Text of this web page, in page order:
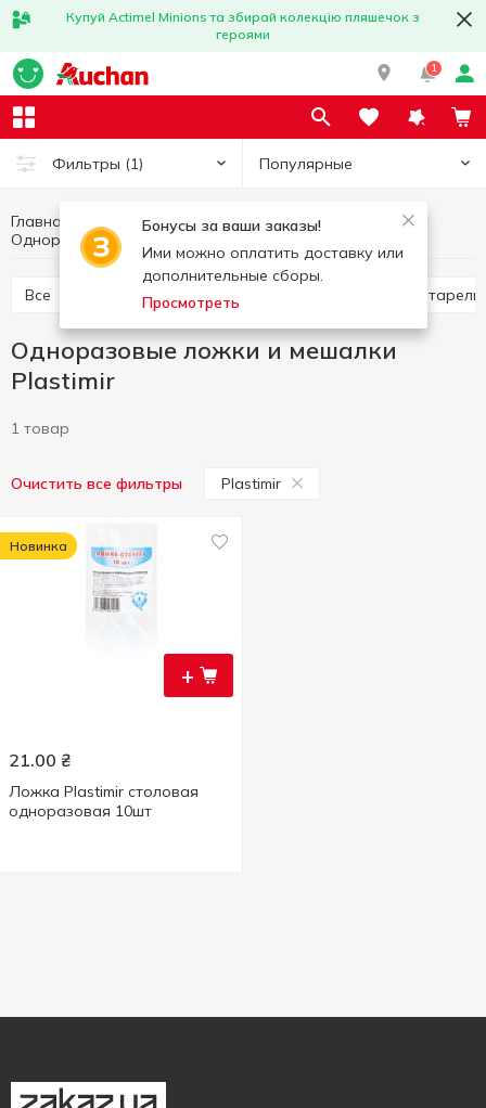
Купуй Actimel Minions та збирай колекцію пляшечок з
героями
1
Фильтры (1) Популярные
Бонусы за ваши заказы!
Ими можно оплатить доставку или
дополнительные сборы.
Просмотреть
Главная Одноразовая посуда
Одноразовые ложки и мешалки
Все Одноразовые стаканчики Одноразовые
Одноразовые ложки и мешалки
Plastimir
1 товар
Очистить все фильтры Plastimir
+
Новинка
21.00 ₴
Ложка Plastimir столовая
одноразовая 10шт